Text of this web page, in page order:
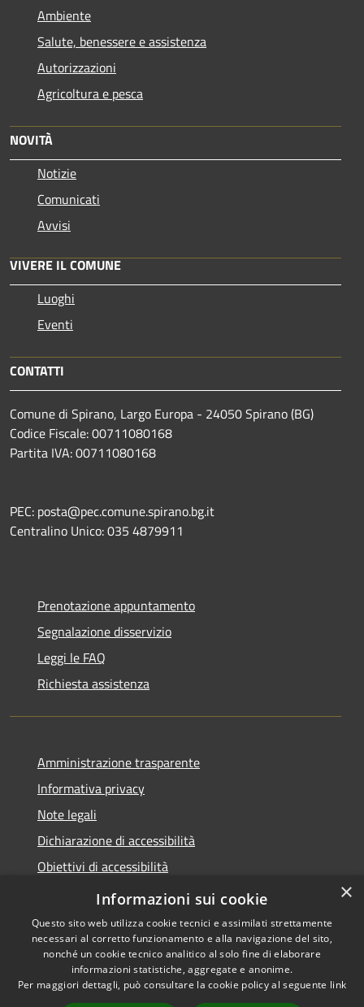
Ambiente
Salute, benessere e assistenza
Autorizzazioni
Agricoltura e pesca
NOVITÀ
Notizie
Comunicati
Avvisi
VIVERE IL COMUNE
Luoghi
Eventi
CONTATTI
Comune di Spirano, Largo Europa - 24050 Spirano (BG)
Codice Fiscale: 00711080168
Partita IVA: 00711080168
PEC: posta@pec.comune.spirano.bg.it
Centralino Unico: 035 4879911
Prenotazione appuntamento
Segnalazione disservizio
Leggi le FAQ
Richiesta assistenza
Amministrazione trasparente
Informativa privacy
Note legali
Dichiarazione di accessibilità
Obiettivi di accessibilità
Whistleblowing
Accessibilità
Copyright © 2026 • Comune di
Spirano • Powered by
×
Informazioni sui cookie
Questo sito web utilizza cookie tecnici e assimilati strettamente
necessari al corretto funzionamento e alla navigazione del sito,
nonché un cookie tecnico analitico al solo fine di elaborare
informazioni statistiche, aggregate e anonime.
Per maggiori dettagli, può consultare la cookie policy al seguente link